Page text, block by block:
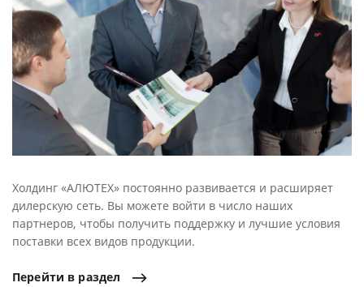
Холдинг «АЛЮТЕХ» постоянно развивается и расширяет
дилерскую сеть. Вы можете войти в число наших
партнеров, чтобы получить поддержку и лучшие условия
поставки всех видов продукции.
Перейти в раздел